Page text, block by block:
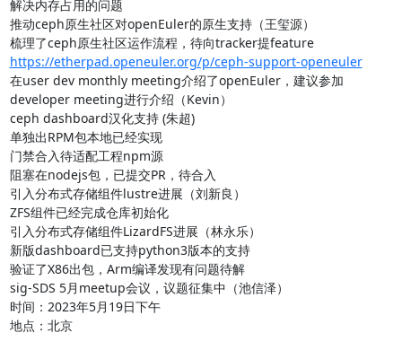
解决内存占用的问题
推动ceph原生社区对openEuler的原生支持（王玺源）
梳理了ceph原生社区运作流程，待向tracker提feature
https://etherpad.openeuler.org/p/ceph-support-openeuler
在user dev monthly meeting介绍了openEuler，建议参加
developer meeting进行介绍（Kevin）
ceph dashboard汉化支持 (朱超)
单独出RPM包本地已经实现
门禁合入待适配工程npm源
阻塞在nodejs包，已提交PR，待合入
引入分布式存储组件lustre进展（刘新良）
ZFS组件已经完成仓库初始化
引入分布式存储组件LizardFS进展（林永乐）
新版dashboard已支持python3版本的支持
验证了X86出包，Arm编译发现有问题待解
sig-SDS 5月meetup会议，议题征集中（池信泽）
时间：2023年5月19日下午
地点：北京